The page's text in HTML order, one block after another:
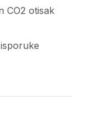
CO2 otisak